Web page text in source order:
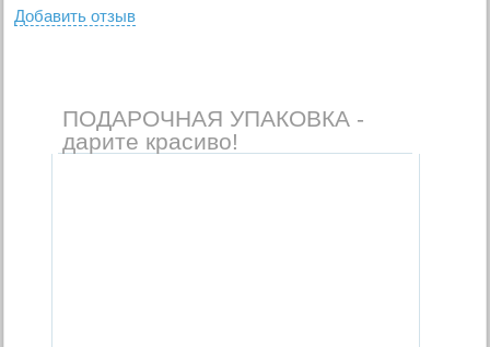
Добавить отзыв
ПОДАРОЧНАЯ УПАКОВКА -
дарите красиво!